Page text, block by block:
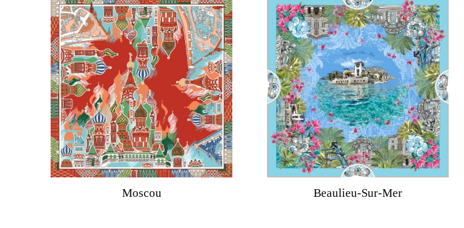
Moscou Beaulieu-Sur-Mer